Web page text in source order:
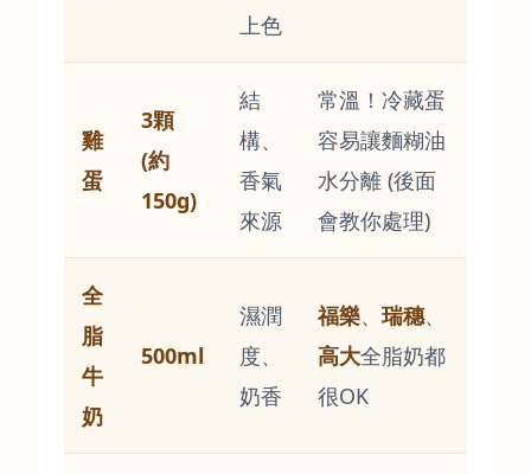
上色
雞
蛋
3顆
(約
150g)
結
構、
香氣
來源
常溫！冷藏蛋
容易讓麵糊油
水分離 (後面
會教你處理)
全
脂
牛
奶
500ml
濕潤
度、
奶香
福樂、 瑞穗、
高大全脂奶都
很OK